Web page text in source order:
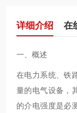
详细介绍 在
一、概述
在电力系统、铁
量的电气设备，
的介电强度是必